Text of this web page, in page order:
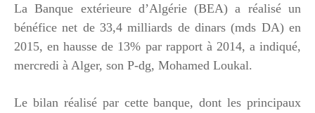
La Banque extérieure d’Algérie (BEA) a réalisé un
bénéfice net de 33,4 milliards de dinars (mds DA) en
2015, en hausse de 13% par rapport à 2014, a indiqué,
mercredi à Alger, son P-dg, Mohamed Loukal.
Le bilan réalisé par cette banque, dont les principaux